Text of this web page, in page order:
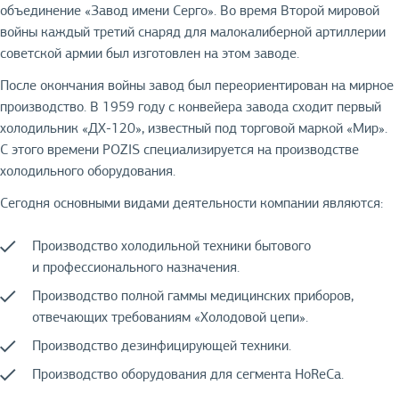
объединение «Завод имени Серго». Во время Второй мировой
войны каждый третий снаряд для малокалиберной артиллерии
советской армии был изготовлен на этом заводе.
После окончания войны завод был переориентирован на мирное
производство. В 1959 году с конвейера завода сходит первый
холодильник «ДХ-120», известный под торговой маркой «Мир».
С этого времени POZIS специализируется на производстве
холодильного оборудования.
Сегодня основными видами деятельности компании являются:
Производство холодильной техники бытового
и профессионального назначения.
Производство полной гаммы медицинских приборов,
отвечающих требованиям «Холодовой цепи».
Производство дезинфицирующей техники.
Производство оборудования для сегмента HoReCa.